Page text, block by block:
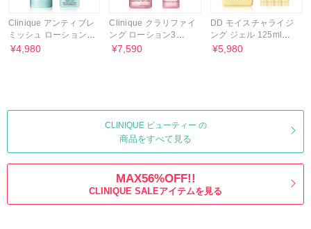
Clinique アンティブレ
ミッシュ ローション
＋ ジェル セット
¥4,980
Clinique クラリファイ
ング ローション3
400ml＋200ml セット
¥7,590
DD モイスチャライジ
ング ジェル 125ml＋
15ml×8 セット
¥5,980
CLINIQUE ビューティー の
商品をすべて見る
MAX56%OFF!!
CLINIQUE SALEアイテムを見る